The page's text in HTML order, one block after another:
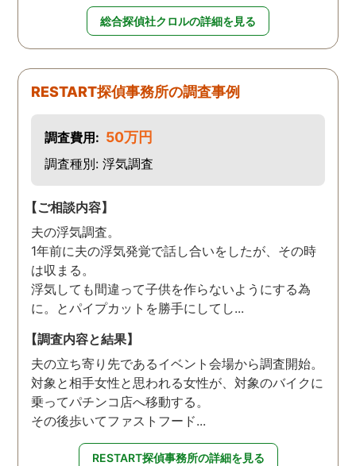
総合探偵社クロルの詳細を見る
RESTART探偵事務所の調査事例
調査費用: 50万円
調査種別: 浮気調査
【ご相談内容】
夫の浮気調査。
1年前に夫の浮気発覚で話し合いをしたが、その時
は収まる。
浮気しても間違って子供を作らないようにする為
に。とパイプカットを勝手にしてし...
【調査内容と結果】
夫の立ち寄り先であるイベント会場から調査開始。
対象と相手女性と思われる女性が、対象のバイクに
乗ってパチンコ店へ移動する。
その後歩いてファストフード...
RESTART探偵事務所の詳細を見る